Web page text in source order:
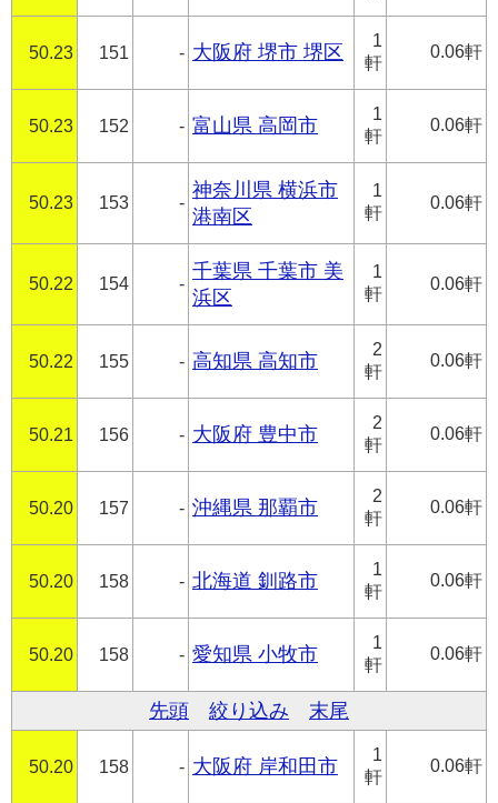
50.23 151 - 大阪府 堺市 堺区
1
軒
0.06軒
50.23 152 - 富山県 高岡市
1
軒
0.06軒
50.23 153 -
神奈川県 横浜市
港南区
1
軒
0.06軒
50.22 154 -
千葉県 千葉市 美
浜区
1
軒
0.06軒
50.22 155 - 高知県 高知市
2
軒
0.06軒
50.21 156 - 大阪府 豊中市
2
軒
0.06軒
50.20 157 - 沖縄県 那覇市
2
軒
0.06軒
50.20 158 - 北海道 釧路市
1
軒
0.06軒
50.20 158 - 愛知県 小牧市
1
軒
0.06軒
先頭 絞り込み 末尾
50.20 158 - 大阪府 岸和田市
1
軒
0.06軒